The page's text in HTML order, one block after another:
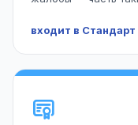
входит в